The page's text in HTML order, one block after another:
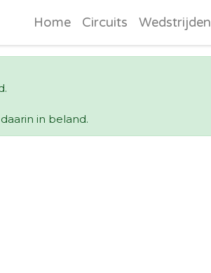
Home Circuits Wedstrijden
in beland.